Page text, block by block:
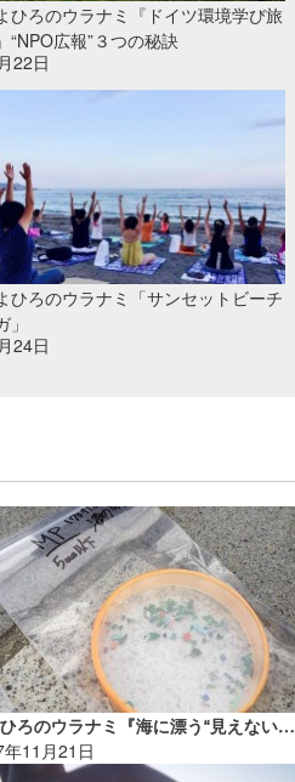
ひろのウラナミ『ドイツ環境学び旅
広報”３つの秘訣
22日
ひろのウラナミ「サンセットビーチ
」
24日
きよひろのウラナミ『海に漂う“見えないゴミ” ～マイクロプラスチック～』
11月21日